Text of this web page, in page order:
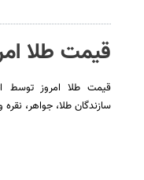
قیمت طلا امروز
قیمت طلا امروز توسط
سازندگان طلا، جواهر،